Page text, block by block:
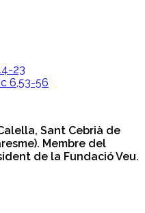
23
6,53-56
Sant Cebrià de
Membre del
de la Fundació Veu.